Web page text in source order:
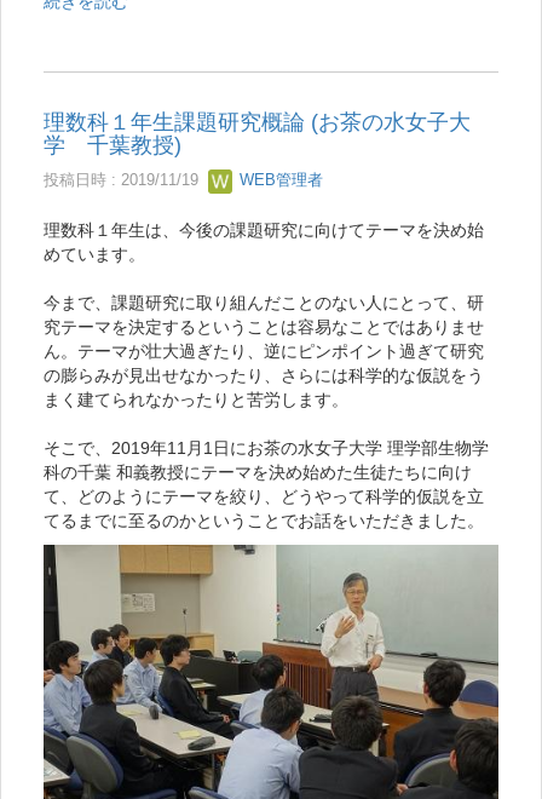
理数科１年生課題研究概論 (お茶の水女子大
学 千葉教授)
投稿日時 : 2019/11/19 WEB管理者
理数科１年生は、今後の課題研究に向けてテーマを決め始
めています。
今まで、課題研究に取り組んだことのない人にとって、研
究テーマを決定するということは容易なことではありませ
ん。テーマが壮大過ぎたり、逆にピンポイント過ぎて研究
の膨らみが見出せなかったり、さらには科学的な仮説をう
まく建てられなかったりと苦労します。
そこで、2019年11月1日にお茶の水女子大学 理学部生物学
科の千葉 和義教授にテーマを決め始めた生徒たちに向け
て、どのようにテーマを絞り、どうやって科学的仮説を立
てるまでに至るのかということでお話をいただきました。